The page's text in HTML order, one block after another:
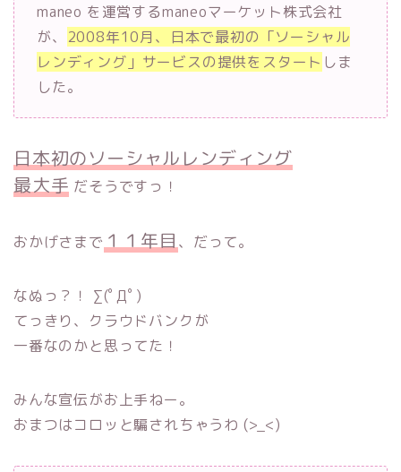
maneo を運営するmaneoマーケット株式会社
が、
2008年10月、日本で最初の「ソーシャル
レンディング」サービスの提供をスタート しま
した。
日本初のソーシャルレンディング
最大手 だそうですっ！
おかげさまで １１年目 、だって。
なぬっ？！ ∑(ﾟДﾟ)
てっきり、クラウドバンクが
一番なのかと思ってた！
みんな宣伝がお上手ねー。
おまつはコロッと騙されちゃうわ (>_<)